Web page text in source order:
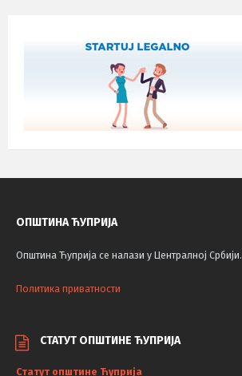
ОПШТИНА ЋУПРИЈА
Општина Ћуприја се налази у Централној Србији.
Политика приватности
СТАТУТ ОПШТИНЕ ЋУПРИЈА
Статут општине Ћуприја